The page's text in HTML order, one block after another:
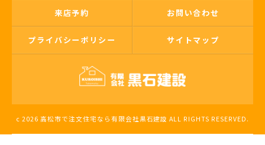
来店予約 お問い合わせ
プライバシーポリシー サイトマップ
c 2026 高松市で注文住宅なら有限会社黒石建設 ALL RIGHTS RESERVED.